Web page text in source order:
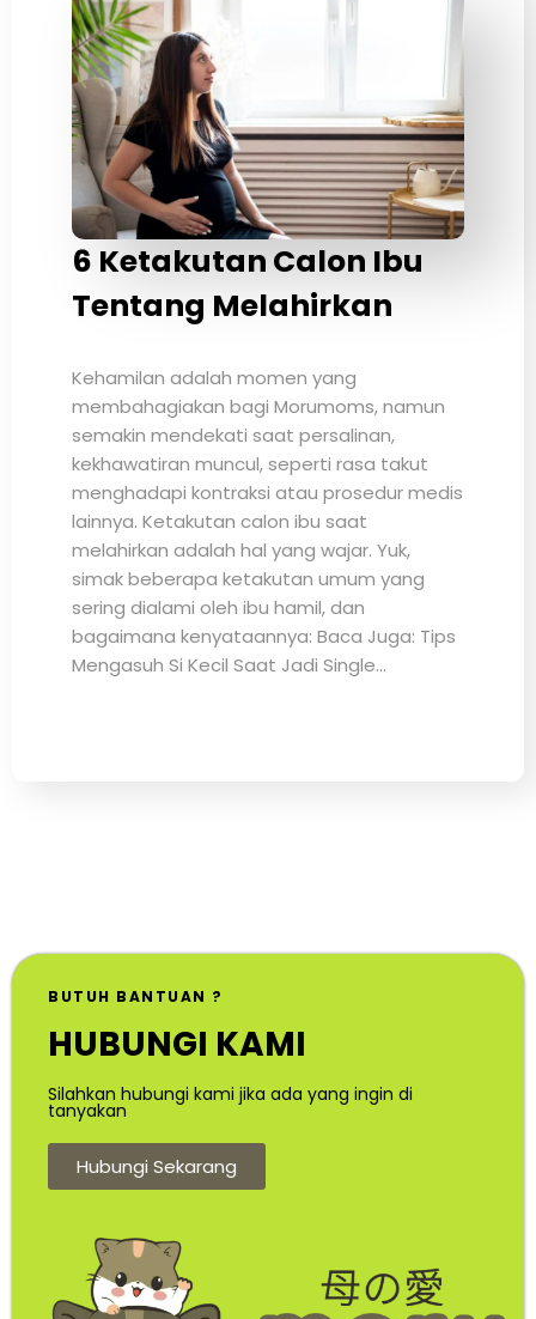
6 Ketakutan Calon Ibu
Tentang Melahirkan
Kehamilan adalah momen yang
membahagiakan bagi Morumoms, namun
semakin mendekati saat persalinan,
kekhawatiran muncul, seperti rasa takut
menghadapi kontraksi atau prosedur medis
lainnya. Ketakutan calon ibu saat
melahirkan adalah hal yang wajar. Yuk,
simak beberapa ketakutan umum yang
sering dialami oleh ibu hamil, dan
bagaimana kenyataannya: Baca Juga: Tips
Mengasuh Si Kecil Saat Jadi Single…
BUTUH BANTUAN ?
HUBUNGI KAMI
Silahkan hubungi kami jika ada yang ingin di
tanyakan
Hubungi Sekarang